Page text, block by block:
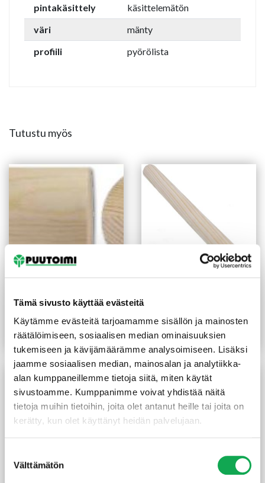
Tämä sivusto käyttää evästeitä
Käytämme evästeitä tarjoamamme sisällön ja mainosten
räätälöimiseen, sosiaalisen median ominaisuuksien
tukemiseen ja kävijämäärämme analysoimiseen. Lisäksi
jaamme sosiaalisen median, mainosalan ja analytiikka-
alan kumppaneillemme tietoja siitä, miten käytät
sivustoamme. Kumppanimme voivat yhdistää näitä
tietoja muihin tietoihin, joita olet antanut heille tai joita on
kerätty, kun olet käyttänyt heidän palvelujaan.
valinta
Välttämätön
pintakäsittely
käsittelemätön
väri
mänty
profiili
pyörölista
Tutustu myös
liimattu
9,90€/m
Lue lisää
mänty käsittelemätön
2,85€/kpl(1,19 €/m)
Lue lisää